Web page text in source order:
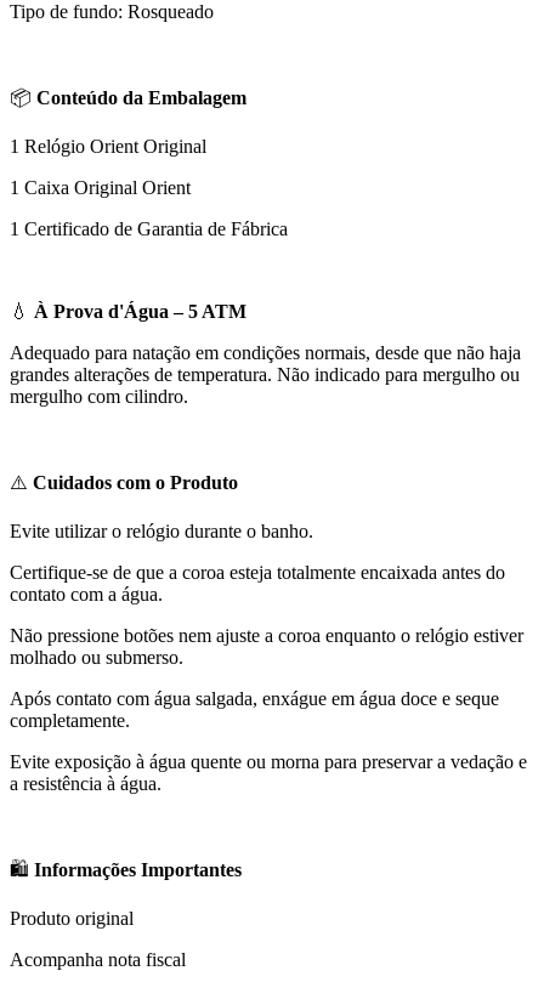
Tipo de fundo: Rosqueado
📦 Conteúdo da Embalagem
1 Relógio Orient Original
1 Caixa Original Orient
1 Certificado de Garantia de Fábrica
💧 À Prova d'Água – 5 ATM
Adequado para natação em condições normais, desde que não haja
grandes alterações de temperatura. Não indicado para mergulho ou
mergulho com cilindro.
⚠️ Cuidados com o Produto
Evite utilizar o relógio durante o banho.
Certifique-se de que a coroa esteja totalmente encaixada antes do
contato com a água.
Não pressione botões nem ajuste a coroa enquanto o relógio estiver
molhado ou submerso.
Após contato com água salgada, enxágue em água doce e seque
completamente.
Evite exposição à água quente ou morna para preservar a vedação e
a resistência à água.
🛍️ Informações Importantes
Produto original
Acompanha nota fiscal